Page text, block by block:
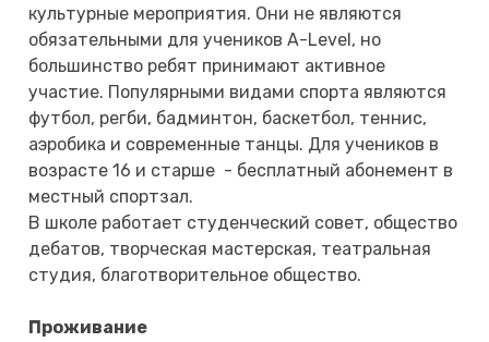
культурные мероприятия. Они не являются
обязательными для учеников A-Level, но
большинство ребят принимают активное
участие. Популярными видами спорта являются
футбол, регби, бадминтон, баскетбол, теннис,
аэробика и современные танцы. Для учеников в
возрасте 16 и старше - бесплатный абонемент в
местный спортзал.
В школе работает студенческий совет, общество
дебатов, творческая мастерская, театральная
студия, благотворительное общество.
Проживание